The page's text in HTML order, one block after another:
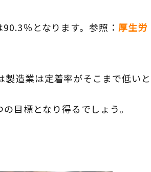
％となります。参照： 厚生労
造業は定着率がそこまで低いと
目標となり得るでしょう。